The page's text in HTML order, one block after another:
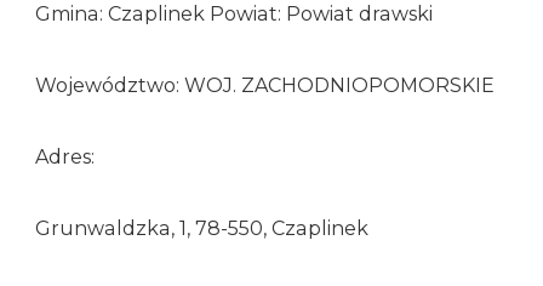
Gmina: Czaplinek Powiat: Powiat drawski
Województwo: WOJ. ZACHODNIOPOMORSKIE
Adres:
Grunwaldzka, 1, 78-550, Czaplinek